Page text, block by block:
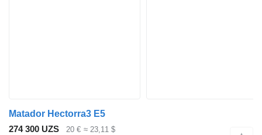
Matador Hectorra3 E5
274 300 UZS
20 € ≈ 23,11 $